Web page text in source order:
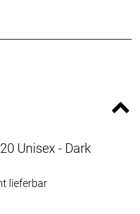
C3000 Dynamo 32h
Road Cruiser 700x47c
wide fender
Comfort
Unisex - Dark
lieferbar